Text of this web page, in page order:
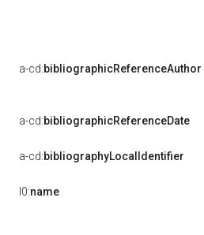
a-cd:bibliographicReferenceAuthor
a-cd:bibliographicReferenceDate
a-cd:bibliographyLocalIdentifier
l0:name